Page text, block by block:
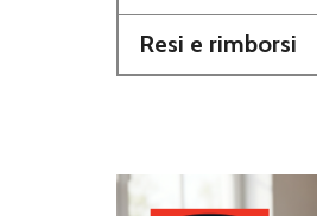
Resi e rimborsi